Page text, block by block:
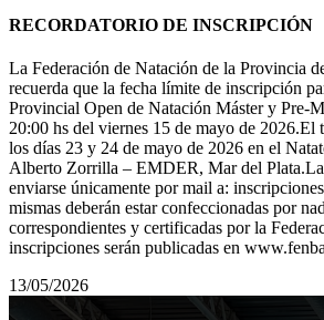
RECORDATORIO DE INSCRIPCIÓN
La Federación de Natación de la Provincia
recuerda que la fecha límite de inscripción
Provincial Open de Natación Máster y Pre-
20:00 hs del viernes 15 de mayo de 2026.El
los días 23 y 24 de mayo de 2026 en el
Alberto Zorrilla – EMDER, Mar del
enviarse únicamente por mail a:
mismas deberán estar confeccionadas por
correspondientes y certificadas por la
inscripciones serán publicadas en
13/05/2026